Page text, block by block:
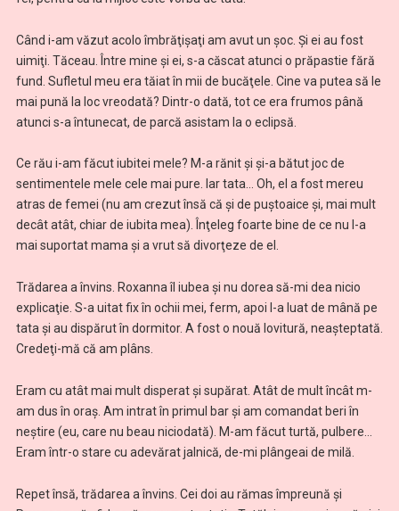
Când i-am văzut acolo îmbrăţişaţi am avut un şoc. Şi ei au fost
uimiţi. Tăceau. Între mine şi ei, s-a căscat atunci o prăpastie fără
fund. Sufletul meu era tăiat în mii de bucăţele. Cine va putea să le
mai pună la loc vreodată? Dintr-o dată, tot ce era frumos până
atunci s-a întunecat, de parcă asistam la o eclipsă.
Ce rău i-am făcut iubitei mele? M-a rănit şi şi-a bătut joc de
sentimentele mele cele mai pure. Iar tata… Oh, el a fost mereu
atras de femei (nu am crezut însă că şi de puştoaice şi, mai mult
decât atât, chiar de iubita mea). Înţeleg foarte bine de ce nu l-a
mai suportat mama şi a vrut să divorţeze de el.
Trădarea a învins. Roxanna îl iubea şi nu dorea să-mi dea nicio
explicaţie. S-a uitat fix în ochii mei, ferm, apoi l-a luat de mână pe
tata şi au dispărut în dormitor. A fost o nouă lovitură, neaşteptată.
Credeţi-mă că am plâns.
Eram cu atât mai mult disperat şi supărat. Atât de mult încât m-
am dus în oraş. Am intrat în primul bar şi am comandat beri în
neştire (eu, care nu beau niciodată). M-am făcut turtă, pulbere…
Eram într-o stare cu adevărat jalnică, de-mi plângeai de milă.
Repet însă, trădarea a învins. Cei doi au rămas împreună şi